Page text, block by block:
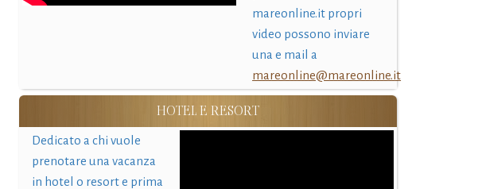
mareonline.it propri
video possono inviare
una e mail a
mareonline@mareonline.it
HOTEL E RESORT
Dedicato a chi vuole
prenotare una vacanza
in hotel o resort e prima